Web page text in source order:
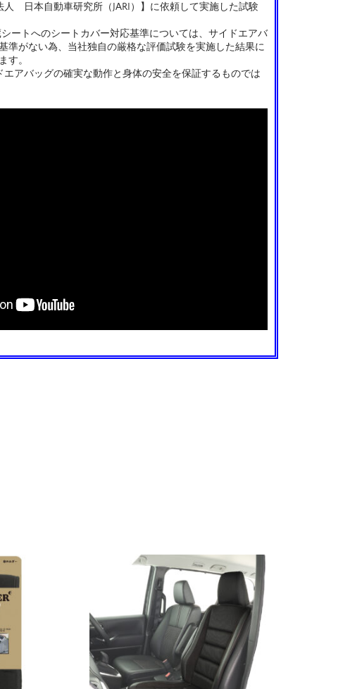
人 日本自動車研究所（JARI）】に依頼して実施した試験
ートへのシートカバー対応基準については、サイドエアバ
準がない為、当社独自の厳格な評価試験を実施した結果に
す。
アバッグの確実な動作と身体の安全を保証するものでは